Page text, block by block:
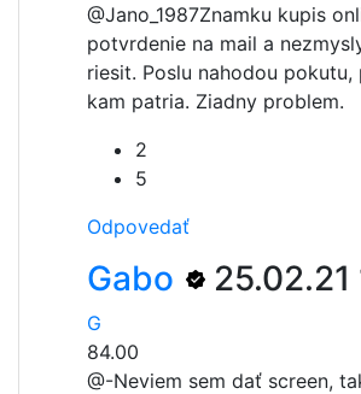
@Jano_1987Znamku kupis
potvrdenie na mail a
riesit. Poslu nahodou pokutu,
kam patria. Ziadny problem.
2
5
Odpovedať
Gabo 25.02.21
G
84.00
@-Neviem sem dať screen,